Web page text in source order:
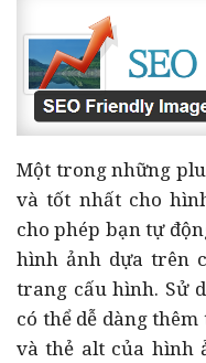
Một trong những
và tốt nhất cho
cho phép bạn tự
hình ảnh dựa trên
trang cấu hình. Sử
có thể dễ dàng
và thẻ alt của hình